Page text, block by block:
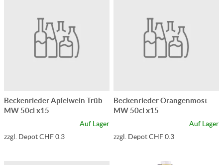
Beckenrieder Apfelwein Trüb
MW 50cl x15
Auf Lager
zzgl. Depot CHF 0.3
Beckenrieder Orangenmost
MW 50cl x15
Auf Lager
zzgl. Depot CHF 0.3